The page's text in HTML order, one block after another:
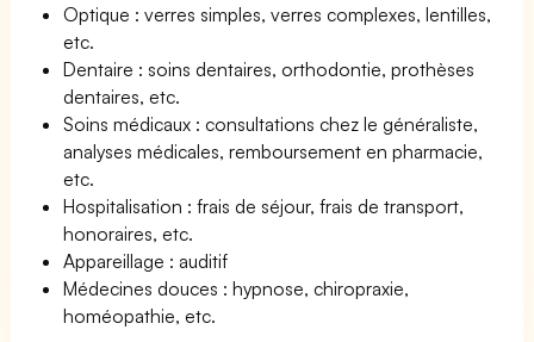
Optique : verres simples, verres complexes, lentilles,
etc.
Dentaire : soins dentaires, orthodontie, prothèses
dentaires, etc.
Soins médicaux : consultations chez le généraliste,
analyses médicales, remboursement en pharmacie,
etc.
Hospitalisation : frais de séjour, frais de transport,
honoraires, etc.
Appareillage : auditif
Médecines douces : hypnose, chiropraxie,
homéopathie, etc.